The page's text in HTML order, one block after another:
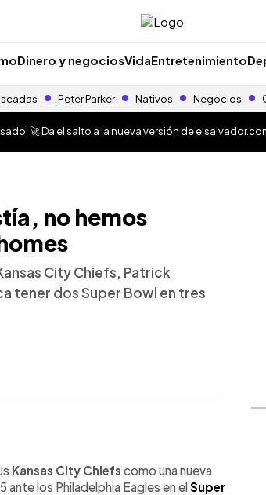
Dinero y negociosVidaEntretenimiento
Peter Parker Nativos Negocios
🚀 Da el salto a la nueva versión de
no hemos
City Chiefs, Patrick
tener dos Super Bowl en tres
Kansas City Chiefs como una nueva
los Philadelphia Eagles en elSuper